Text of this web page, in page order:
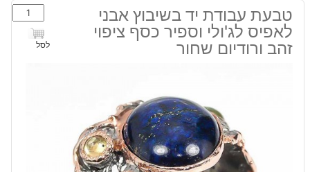
טבעת עבודת יד בשיבוץ אבני
לאפיס לג'ולי וספיר כסף ציפוי
זהב ורודיום שחור
כמות
של
טבעת
לסל